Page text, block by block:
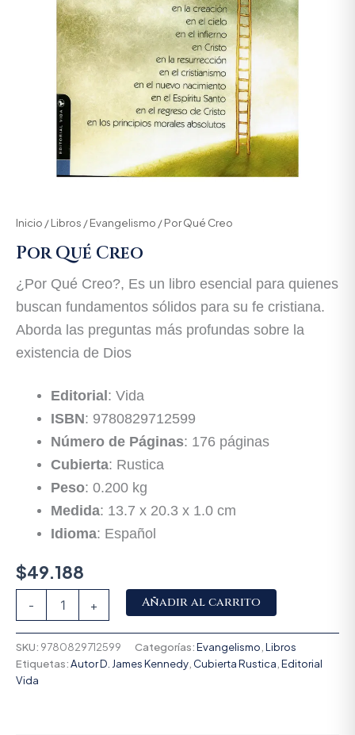
Inicio /Libros /Evangelismo / Por Qué Creo
Por Qué Creo
¿Por Qué Creo?, Es un libro esencial para quienes
buscan fundamentos sólidos para su fe cristiana.
Aborda las preguntas más profundas sobre la
existencia de Dios
Editorial : Vida
ISBN: 9780829712599
Número de Páginas: 176 páginas
Cubierta: Rustica
Peso: 0.200 kg
Medida: 13.7 x 20.3 x 1.0 cm
Idioma: Español
$49.188
- + Añadir al carrito
SKU: 9780829712599 Categorías:Evangelismo Libros
Etiquetas:Autor D. James Kennedy Cubierta Rustica Editorial
Vida